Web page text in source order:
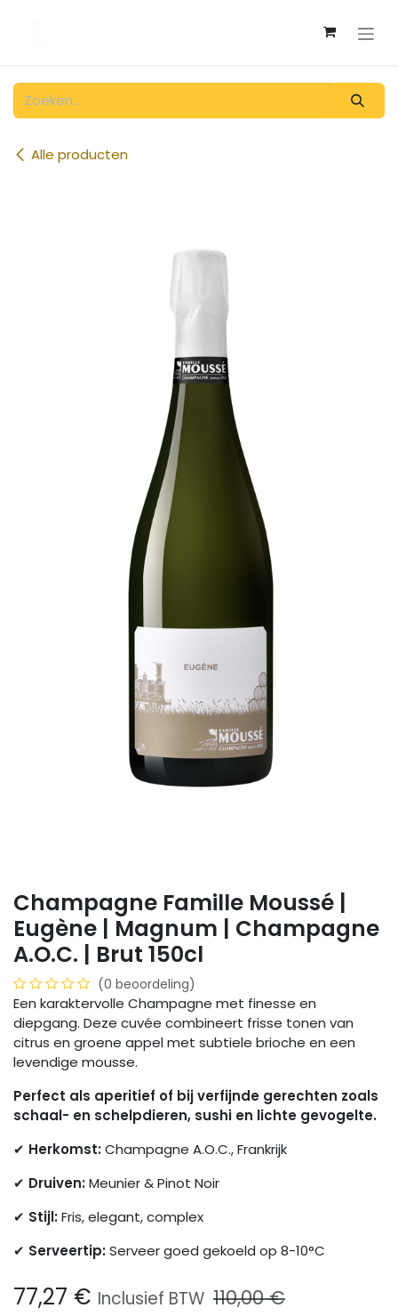
Alle producten
Champagne Famille Moussé |
Eugène | Magnum | Champagne
A.O.C. | Brut 150cl
(0 beoordeling)
Een karaktervolle Champagne met finesse en
diepgang. Deze cuvée combineert frisse tonen van
citrus en groene appel met subtiele brioche en een
levendige mousse.
Perfect als aperitief of bij verfijnde gerechten zoals
schaal- en schelpdieren, sushi en lichte gevogelte.
✔ Herkomst:Champagne A.O.C., Frankrijk
✔ Druiven:Meunier & Pinot Noir
✔ Stijl:Fris, elegant, complex
✔ Serveertip:Serveer goed gekoeld op 8-10°C
77,27 € Inclusief BTW 110,00€